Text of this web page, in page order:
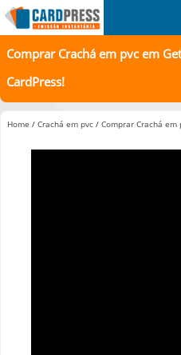
Comprar Crachá em pvc em
CardPress!
Home / Crachá em pvc / Comprar Crachá em